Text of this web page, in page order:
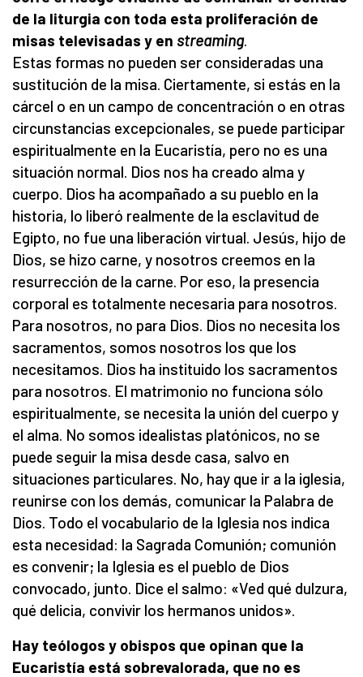
de la liturgia con toda esta proliferación de
misas televisadas y en streaming.
Estas formas no pueden ser consideradas una
sustitución de la misa. Ciertamente, si estás en la
cárcel o en un campo de concentración o en otras
circunstancias excepcionales, se puede participar
espiritualmente en la Eucaristía, pero no es una
situación normal. Dios nos ha creado alma y
cuerpo. Dios ha acompañado a su pueblo en la
historia, lo liberó realmente de la esclavitud de
Egipto, no fue una liberación virtual. Jesús, hijo de
Dios, se hizo carne, y nosotros creemos en la
resurrección de la carne. Por eso, la presencia
corporal es totalmente necesaria para nosotros.
Para nosotros, no para Dios. Dios no necesita los
sacramentos, somos nosotros los que los
necesitamos. Dios ha instituido los sacramentos
para nosotros. El matrimonio no funciona sólo
espiritualmente, se necesita la unión del cuerpo y
el alma. No somos idealistas platónicos, no se
puede seguir la misa desde casa, salvo en
situaciones particulares. No, hay que ir a la iglesia,
reunirse con los demás, comunicar la Palabra de
Dios. Todo el vocabulario de la Iglesia nos indica
esta necesidad: la Sagrada Comunión; comunión
es convenir; la Iglesia es el pueblo de Dios
convocado, junto. Dice el salmo: «Ved qué dulzura,
qué delicia, convivir los hermanos unidos».
Hay teólogos y obispos que opinan que la
Eucaristía está sobrevalorada, que no es